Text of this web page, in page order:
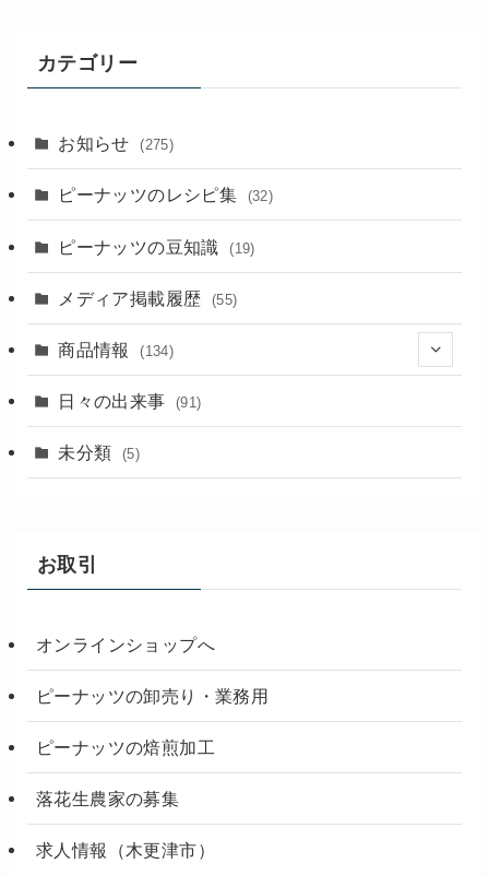
カテゴリー
お知らせ (275)
ピーナッツのレシピ集 (32)
ピーナッツの豆知識 (19)
メディア掲載履歴 (55)
商品情報 (134)
(18)
日々の出来事 (91)
未分類 (5)
お取引
オンラインショップへ
ピーナッツの卸売り・業務用
ピーナッツの焙煎加工
落花生農家の募集
求人情報（木更津市）